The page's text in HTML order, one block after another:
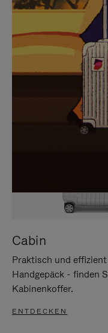
SIE,
UMDER
Cabin
Praktisch und
Handgepäck - finden
Kabinenkoffer.
ENTDECKEN